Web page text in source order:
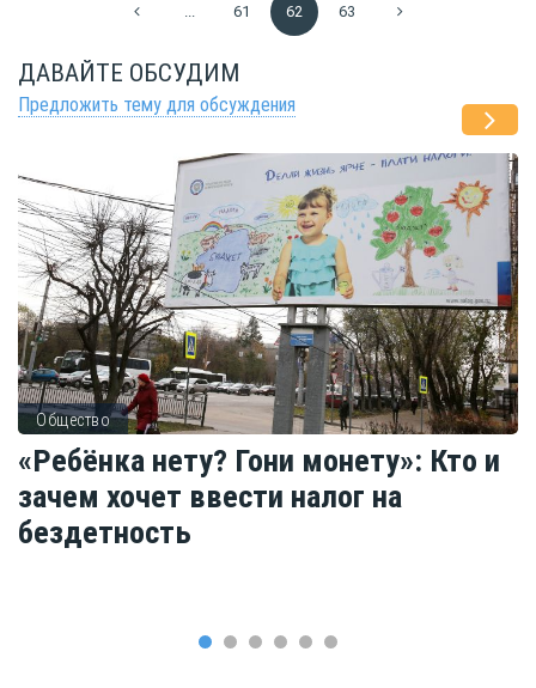
61 62 63
ДАВАЙТЕ ОБСУДИМ
Предложить тему для обсуждения
Общество
«Ребёнка нету? Гони монету»: Кто и
зачем хочет ввести налог на
бездетность